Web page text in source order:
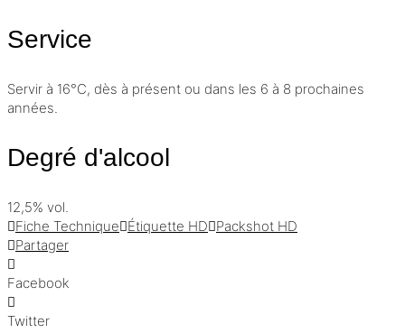
Service
Servir à 16°C, dès à présent ou dans les 6 à 8 prochaines
années.
Degré d'alcool
12,5% vol.
Fiche Technique Étiquette HD Packshot HD
Partager
Facebook
Twitter